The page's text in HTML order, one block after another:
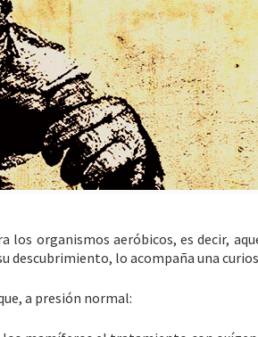
los organismos aeróbicos, es decir,
descubrimiento, lo acompaña una
a presión normal: